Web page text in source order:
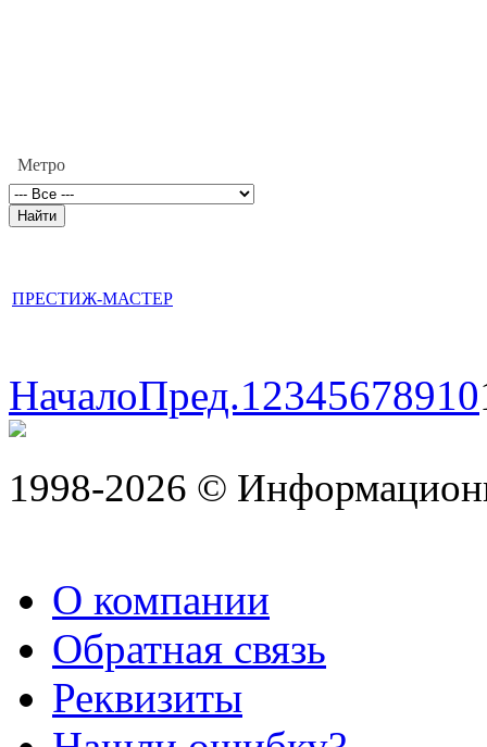
Метро
ПРЕСТИЖ-МАСТЕР
НачалоПред.12345678910
1998-2026 ©
О компании
Обратная связь
Реквизиты